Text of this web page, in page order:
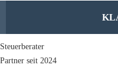
Steuerberater
Partner seit 2024